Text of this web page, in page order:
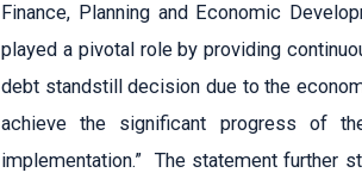
Finance, Planning and Economic
played a pivotal role by providing
debt standstill decision due to the
achieve the significant progress of
implementation.” The statement further